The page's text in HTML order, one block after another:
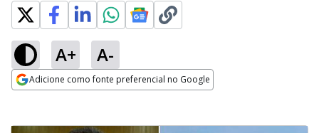
A+ A-
Adicione como fonte preferencial no Google